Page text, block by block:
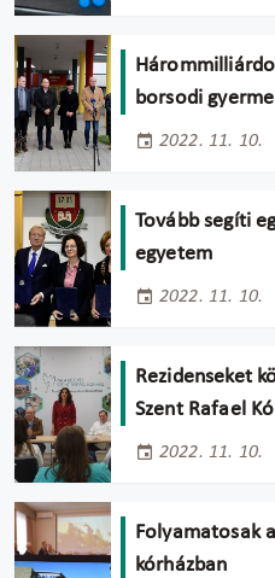
borsodi
2022. 11. 10.
Tovább segíti
egyetem
2022. 11. 10.
Rezidenseket
Szent Rafael
2022. 11. 10.
Folyamatosak
kórházban